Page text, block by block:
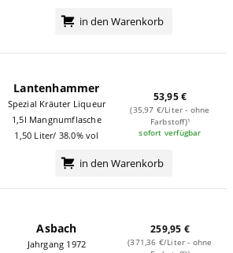
in den Warenkorb
Lantenhammer
Spezial Kräuter Liqueur
1,5l Mangnumflasche
1,50 Liter/ 38.0% vol
53,95 €
(35,97 €/Liter - ohne
Farbstoff)¹
sofort verfügbar
in den Warenkorb
Asbach
Jahrgang 1972
259,95 €
(371,36 €/Liter - ohne